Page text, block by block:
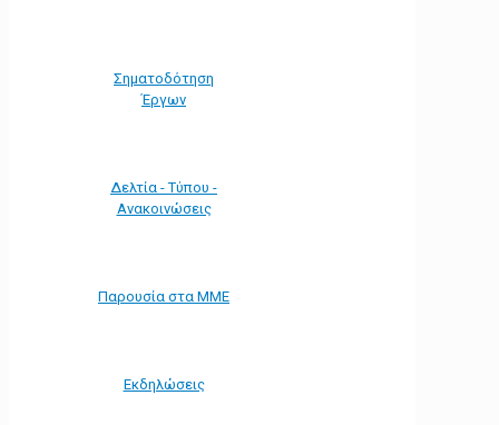
Σηματοδότηση
Έργων
Δελτία - Τύπου -
Ανακοινώσεις
Παρουσία στα ΜΜΕ
Εκδηλώσεις